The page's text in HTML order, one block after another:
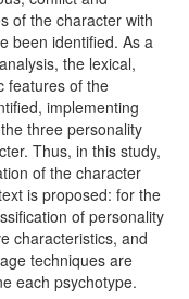
of the character with
been identified. As a
the lexical,
features of the
implementing
three personality
Thus, in this study,
of the character
is proposed: for the
of personality
characteristics, and
techniques are
each psychotype.